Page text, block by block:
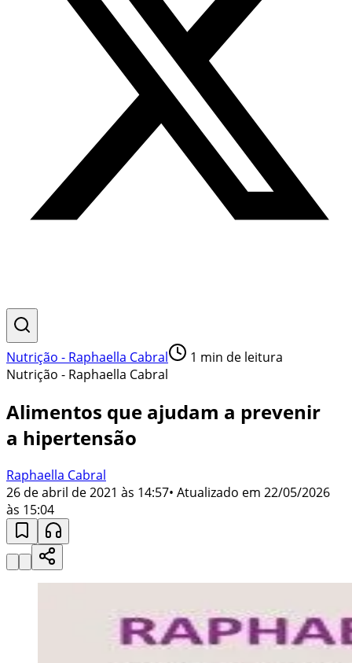
Nutrição - Raphaella Cabral 1 min de leitura
Nutrição - Raphaella Cabral
Alimentos que ajudam a prevenir
a hipertensão
Raphaella Cabral
26 de abril de 2021 às 14:57• Atualizado em 22/05/2026
às 15:04